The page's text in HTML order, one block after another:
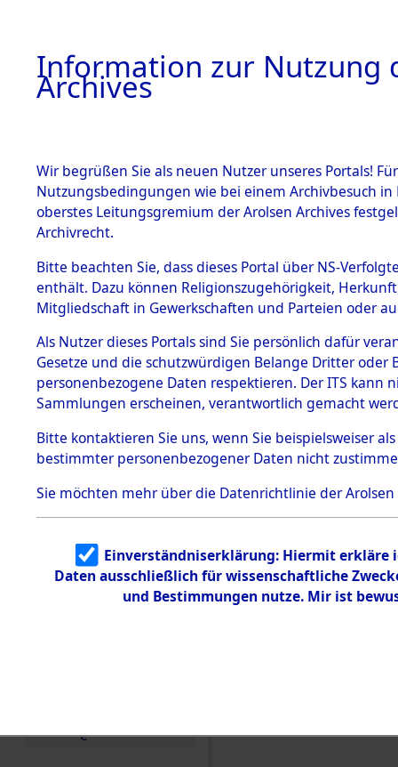
BESTÄNDE
1.
mente
5. Verschiedenes
5.3
Todesmärsche
5.3.1 Alliierte
Erhebungen
zu
Todesmärsch
en
5.3.2
Identifizierun
g
5.3.3
Todesmärsch
e
und
0042
Information zur Nutzung
Archives
Wir begrüßen Sie als neuen Nutzer unseres Portals!
Nutzungsbedingungen wie bei einem Archivbesuch
oberstes Leitungsgremium der Arolsen Archives
Archivrecht.
Bitte beachten Sie, dass dieses Portal über NS-
enthält. Dazu können Religionszugehörigkeit,
Mitgliedschaft in Gewerkschaften und Parteien oder
Als Nutzer dieses Portals sind Sie persönlich dafür
Gesetze und die schutzwürdigen Belange Dritter
personenbezogene Daten respektieren. Der ITS
Sammlungen erscheinen, verantwortlich gemacht
Bitte kontaktieren Sie uns, wenn Sie beispielsweiser
bestimmter personenbezogener Daten nicht
Sie möchten mehr über die Datenrichtlinie der Arolsen
Einverständniserklärung: Hiermit erkläre
Daten ausschließlich für wissenschaftliche
und Bestimmungen nutze. Mir ist